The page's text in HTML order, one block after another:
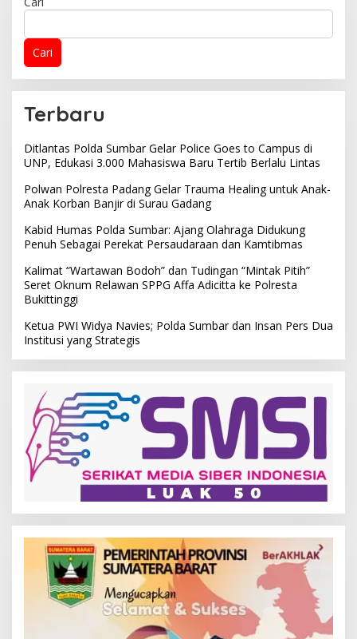
Cari
Terbaru
Ditlantas Polda Sumbar Gelar Police Goes to Campus di
UNP, Edukasi 3.000 Mahasiswa Baru Tertib Berlalu Lintas
Polwan Polresta Padang Gelar Trauma Healing untuk Anak-
Anak Korban Banjir di Surau Gadang
Kabid Humas Polda Sumbar: Ajang Olahraga Didukung
Penuh Sebagai Perekat Persaudaraan dan Kamtibmas
Kalimat “Wartawan Bodoh” dan Tudingan “Mintak Pitih”
Seret Oknum Relawan SPPG Affa Adicitta ke Polresta
Bukittinggi
Ketua PWI Widya Navies; Polda Sumbar dan Insan Pers Dua
Institusi yang Strategis